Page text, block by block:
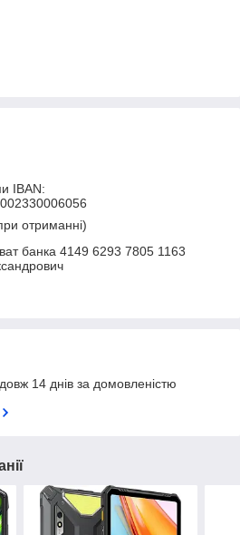
IBAN:
отриманні)
банка 4149 6293 7805 1163
14 днів за домовленістю